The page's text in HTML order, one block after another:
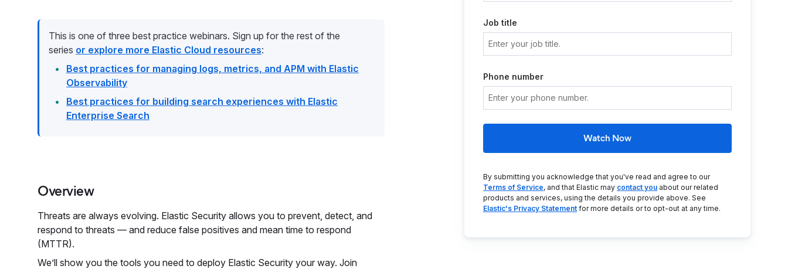
This is one of three best practice webinars. Sign up for the rest of the
series or explore more Elastic Cloud resources:
Best practices for managing logs, metrics, and APM with Elastic
Observability
Best practices for building search experiences with Elastic
Enterprise Search
Overview
Threats are always evolving. Elastic Security allows you to prevent, detect, and
respond to threats — and reduce false positives and mean time to respond
(MTTR).
We’ll show you the tools you need to deploy Elastic Security your way. Join
Job title
Phone number
Watch Now
By submitting you acknowledge that you've read and agree to our
Terms of Service, and that Elastic may contact you about our related
products and services, using the details you provide above. See
Elastic's Privacy Statement for more details or to opt-out at any time.